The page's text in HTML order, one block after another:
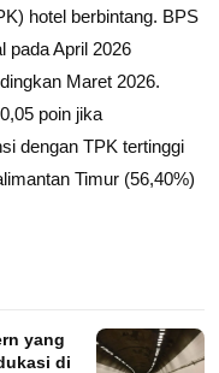
hotel berbintang. BPS
pada April 2026
Maret 2026.
poin jika
dengan TPK tertinggi
Timur (56,40%)
yang
di